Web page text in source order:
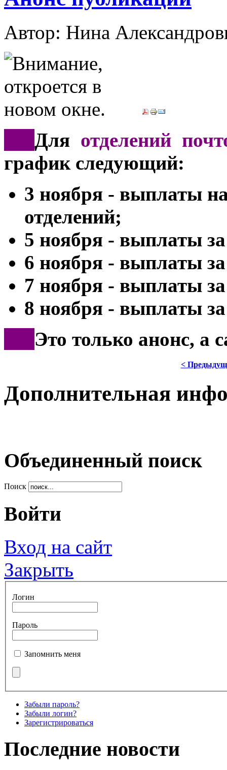
Автор: Нина
Для отделений
график следующий:
3 ноября - выплаты
отделений;
5 ноября - выплаты
6 ноября - выплаты
7 ноября - выплаты
8 ноября - выплаты
Это только анонс, а
<
Дополнительная
Объединенный поиск
Поиск
Войти
Вход на сайт
Закрыть
Логин
Пароль
Запомнить меня
Забыли пароль?
Забыли логин?
Зарегистрироваться
Последние новости